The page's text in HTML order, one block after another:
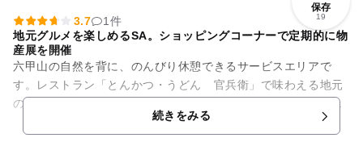
保存
19
3.7
1件
地元グルメを楽しめるSA。ショッピングコーナーで定期的に物
産展を開催
六甲山の自然を背に、のんびり休憩できるサービスエリアで
す。レストラン「とんかつ・うどん 官兵衛」で味わえる地元
の名産・三田ポークを使った「三田豚のロースカツ膳」は、西
宮名塩SA（下り）を代表する...続きをみる